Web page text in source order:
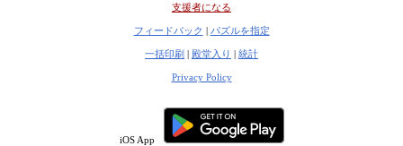
支援者になる
フィードバック | パズルを指定
一括印刷 | 殿堂入り | 統計
Privacy Policy
iOS App